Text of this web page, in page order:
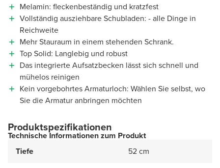
Melamin: fleckenbeständig und kratzfest
Vollständig ausziehbare Schubladen: - alle Dinge in
Reichweite
Mehr Stauraum in einem stehenden Schrank.
Top Solid: Langlebig und robust
Das integrierte Aufsatzbecken lässt sich schnell und
mühelos reinigen
Kein vorgebohrtes Armaturloch: Wählen Sie selbst, wo
Sie die Armatur anbringen möchten
Produktspezifikationen
Technische Informationen zum Produkt
Tiefe
52 cm